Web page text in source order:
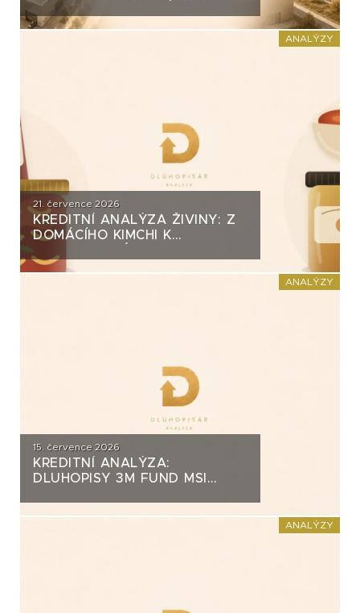
V ROCE 2030 VELKÝ TEST. CO
ROZHODNE O JEJICH
ANALÝZY
21. července 2026
KREDITNÍ ANALÝZA ŽIVINY: Z
DOMÁCÍHO KIMCHI K
ZA PŮL MILIARDY
ANALÝZY
15. července 2026
KREDITNÍ ANALÝZA:
DLUHOPISY 3M FUND MSI
ANALÝZY